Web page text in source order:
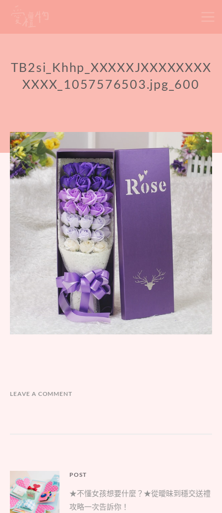
TB2si_Khhp_XXXXXJXXXXXXXX
XXXX_1057576503.jpg_600
LEAVE A COMMENT
文
章
導
POST
Parent
post:
★不懂女孩想要什麼？★從曖昧到穩交送禮
攻略一次告訴你！